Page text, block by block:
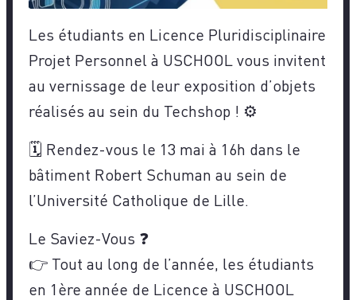
Les étudiants en Licence Pluridisciplinaire
Projet Personnel à USCHOOL vous invitent
au vernissage de leur exposition d’objets
réalisés au sein du Techshop ! ⚙️
🗓️ Rendez-vous le 13 mai à 16h dans le
bâtiment Robert Schuman au sein de
l’Université Catholique de Lille.
Le Saviez-Vous ❓
👉 Tout au long de l’année, les étudiants
en 1ère année de Licence à USCHOOL